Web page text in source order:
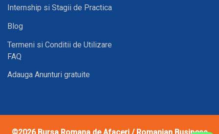
Internship si Stagii de Practica
Blog
Termeni si Conditii de Utilizare
FAQ
Adauga Anunturi gratuite